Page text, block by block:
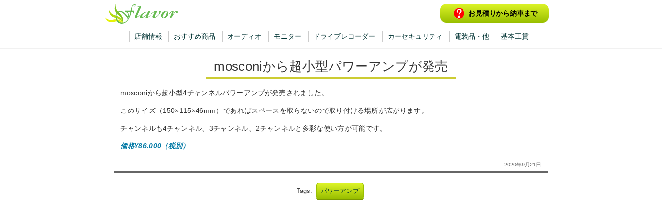
お見積りから納車まで
店舗情報 おすすめ商品 オーディオ モニター ドライブレコーダー カーセキュリティ 電装品・他 基本工賃
mosconiから超小型パワーアンプが発売
mosconiから超小型4チャンネルパワーアンプが発売されました。
このサイズ（150×115×46mm）であればスペースを取らないので取り付ける場所が広がります。
チャンネルも4チャンネル、3チャンネル、2チャンネルと多彩な使い方が可能です。
価格¥86.000（税別）
2020年9月21日
Tags: パワーアンプ